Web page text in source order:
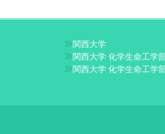
関西大学
関西大学 化学生命工学
関西大学 化学生命工学